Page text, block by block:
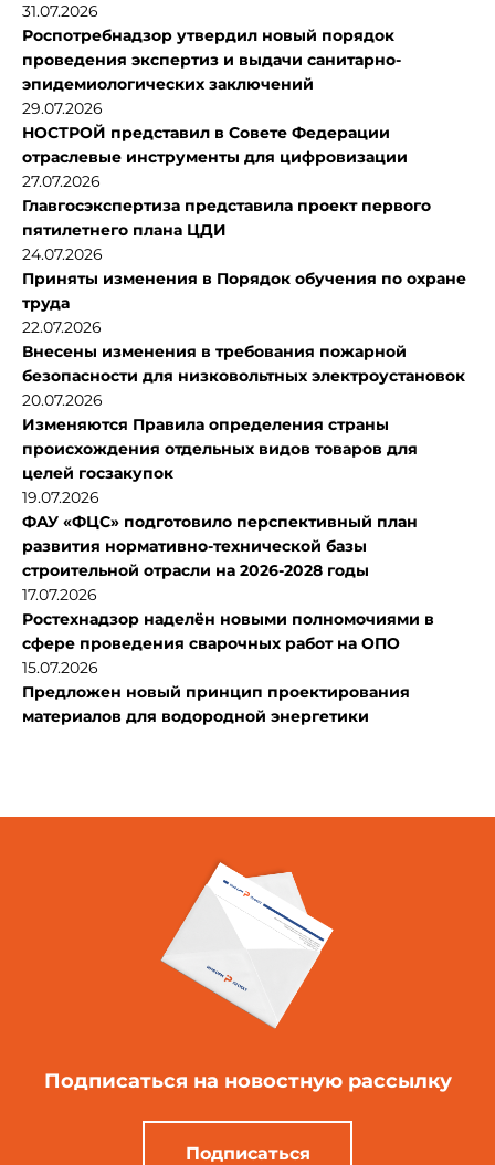
31.07.2026
Роспотребнадзор утвердил новый порядок
проведения экспертиз и выдачи санитарно-
эпидемиологических заключений
29.07.2026
НОСТРОЙ представил в Совете Федерации
отраслевые инструменты для цифровизации
27.07.2026
Главгосэкспертиза представила проект первого
пятилетнего плана ЦДИ
24.07.2026
Приняты изменения в Порядок обучения по охране
труда
22.07.2026
Внесены изменения в требования пожарной
безопасности для низковольтных электроустановок
20.07.2026
Изменяются Правила определения страны
происхождения отдельных видов товаров для
целей госзакупок
19.07.2026
ФАУ «ФЦС» подготовило перспективный план
развития нормативно-технической базы
строительной отрасли на 2026-2028 годы
17.07.2026
Ростехнадзор наделён новыми полномочиями в
сфере проведения сварочных работ на ОПО
15.07.2026
Предложен новый принцип проектирования
материалов для водородной энергетики
Подписаться на новостную рассылку
Подписаться